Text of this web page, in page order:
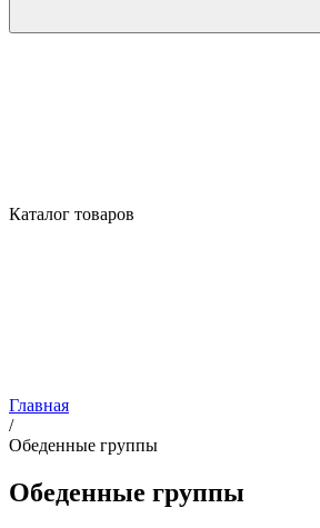
Каталог товаров
Главная
/
Обеденные группы
Обеденные группы